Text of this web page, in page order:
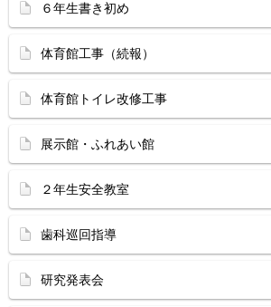
６年生書き初め
体育館工事（続報）
体育館トイレ改修工事
展示館・ふれあい館
２年生安全教室
歯科巡回指導
研究発表会